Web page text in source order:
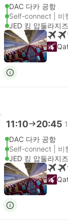
DAC 다카 공항
Self-connect | 비
JED 킹 압둘라지
11:10 20:45
DAC 다카 공항
Self-connect | 비
JED 킹 압둘라지